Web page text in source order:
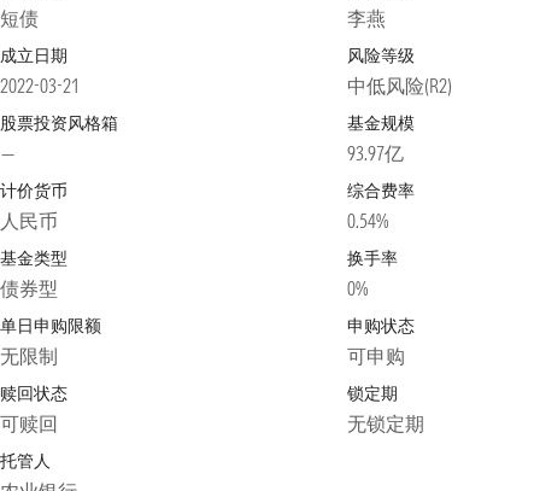
短债 李燕
成立日期
2022-03-21
风险等级
中低风险(R2)
股票投资风格箱
—
基金规模
93.97亿
计价货币
人民币
综合费率
0.54%
基金类型
债券型
换手率
0%
单日申购限额
无限制
申购状态
可申购
赎回状态
可赎回
锁定期
无锁定期
托管人